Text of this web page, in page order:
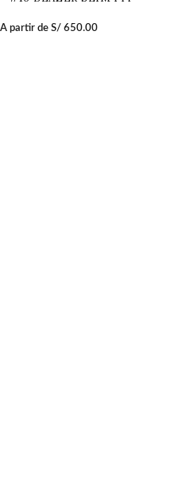
A partir de S/ 650.00